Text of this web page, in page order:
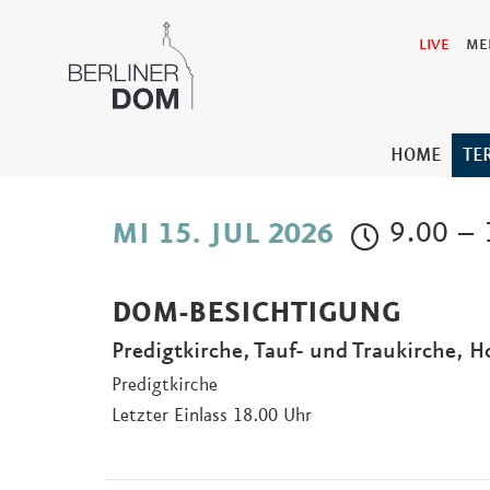
LIVE
HOME
MI 15. JUL 2026 9.00 –
DOM-BESICHTIGUNG
Predigtkirche, Tauf- und Traukirche,
Predigtkirche
Letzter Einlass 18.00 Uhr